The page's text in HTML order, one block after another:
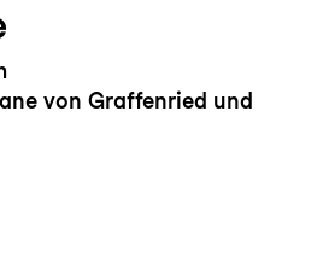
von Graffenried und